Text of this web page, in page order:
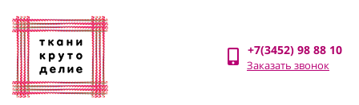
+7(3452) 98 88 10
Заказать звонок